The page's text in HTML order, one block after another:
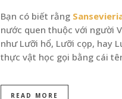
Bạn có biết rằng
nước quen thuộc với người
như Lưỡi hổ, Lưỡi cọp, hay
thực vật học gọi bằng cái
READ MORE